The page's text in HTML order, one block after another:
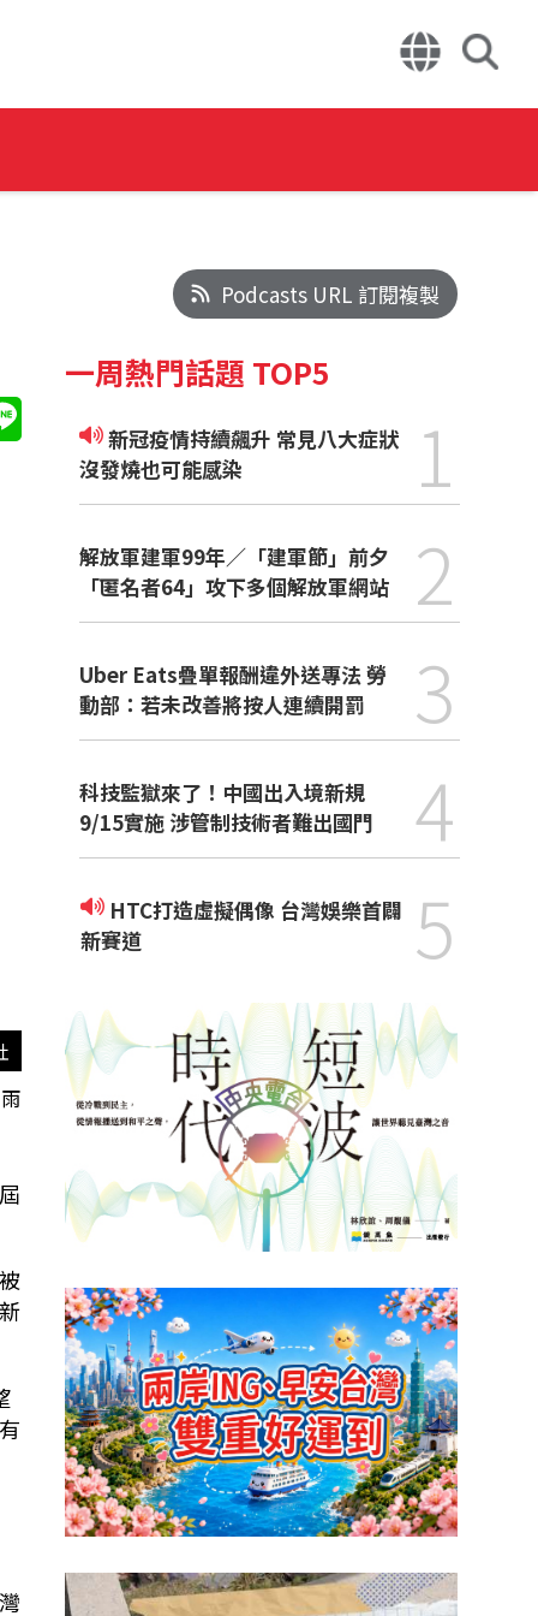
Podcasts URL 訂閱複製
一周熱門話題 TOP5
新冠疫情持續飆升 常見八大症狀
沒發燒也可能感染
1
解放軍建軍99年／「建軍節」前夕
「匿名者64」攻下多個解放軍網站
2
Uber Eats疊單報酬違外送專法 勞
動部：若未改善將按人連續開罰
3
科技監獄來了！中國出入境新規
9/15實施 涉管制技術者難出國門
4
新賽道
5